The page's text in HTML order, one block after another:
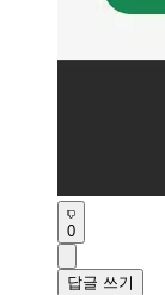
0
답글 쓰기